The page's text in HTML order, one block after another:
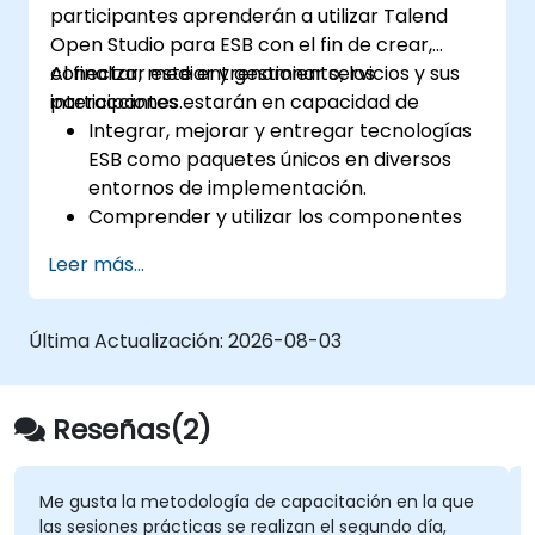
participantes aprenderán a utilizar Talend
Open Studio para ESB con el fin de crear,
conectar, mediar y gestionar servicios y sus
interacciones.
Al finalizar este entrenamiento, los
participantes estarán en capacidad de
Integrar, mejorar y entregar tecnologías
ESB como paquetes únicos en diversos
entornos de implementación.
Comprender y utilizar los componentes
Integrar cualquier aplicación, base de
datos, API o servicios web.
Integrar sin fricciones sistemas y
Incorporar bibliotecas de código Java
existentes para ampliar los proyectos.
Aprovechar componentes y código de la
comunidad para extender los proyectos.
Integrar rápidamente sistemas,
Leer más...
Última Actualización: 2026-08-03
Reseñas(2)
Me gusta la metodología de capacitación en la que
las sesiones prácticas se realizan el segundo día,